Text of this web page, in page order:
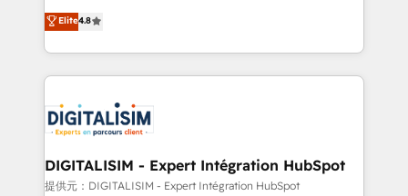
CRM, Solutions Architecture, Onboarding , Data
Migration, Custom Integration & Platform
team of 25+ experts Contact us today to help you
get more from your investment in HubSpot.
HubSpot CRM Partner offering you a roadmap on
maximizing EBITDA and achieving Commercial
Excellence. With our targeted processes, we
strengthen your digital transformation and minimize
Implementation partner, we provide expertise to
drive your business forward. Since 2015 we are fully
dedicated to HubSpot and with an experienced
team (50+), we work with reputable companies in
Elite4.8
DIGITALISIM - Expert Intégration HubSpot
提供元：DIGITALISIM - Expert Intégration HubSpot